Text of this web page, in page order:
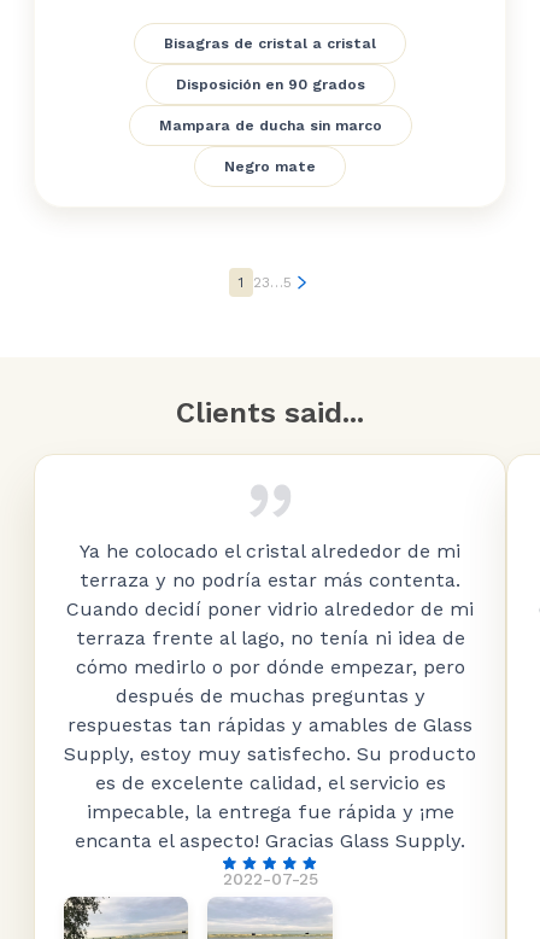
Bisagras de cristal a cristal
Disposición en 90 grados
Mampara de ducha sin marco
Negro mate
1 23…5
Clients said...
2022-07-25
Ya he colocado el cristal alrededor de mi
terraza y no podría estar más contenta.
Cuando decidí poner vidrio alrededor de mi
terraza frente al lago, no tenía ni idea de
cómo medirlo o por dónde empezar, pero
después de muchas preguntas y
respuestas tan rápidas y amables de Glass
Supply, estoy muy satisfecho. Su producto
es de excelente calidad, el servicio es
impecable, la entrega fue rápida y ¡me
encanta el aspecto! Gracias Glass Supply.